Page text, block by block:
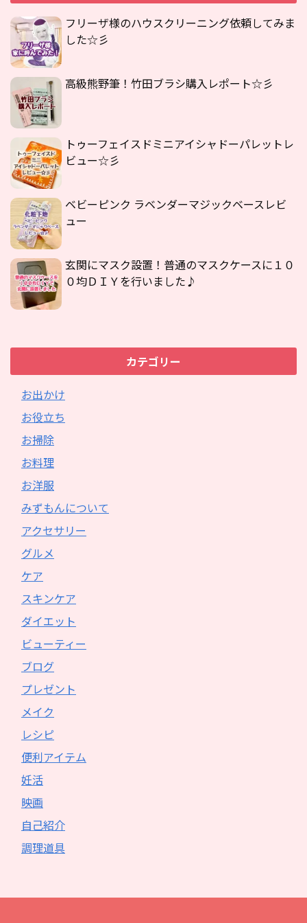
フリーザ様のハウスクリーニング依頼してみま
した☆彡
高級熊野筆！竹田ブラシ購入レポート☆彡
トゥーフェイスドミニアイシャドーパレットレ
ビュー☆彡
ベビーピンク ラベンダーマジックベースレビ
ュー
玄関にマスク設置！普通のマスクケースに１０
０均ＤＩＹを行いました♪
カテゴリー
お出かけ
お役立ち
お掃除
お料理
お洋服
みずもんについて
アクセサリー
グルメ
ケア
スキンケア
ダイエット
ビューティー
ブログ
プレゼント
メイク
レシピ
便利アイテム
妊活
映画
自己紹介
調理道具